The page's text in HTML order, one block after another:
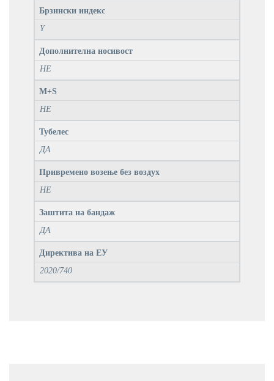
Брзински индекс
Y
Дополнителна носивост
НЕ
M+S
НЕ
Тубелес
ДА
Привремено возење без воздух
НЕ
Заштита на бандаж
ДА
Директива на ЕУ
2020/740